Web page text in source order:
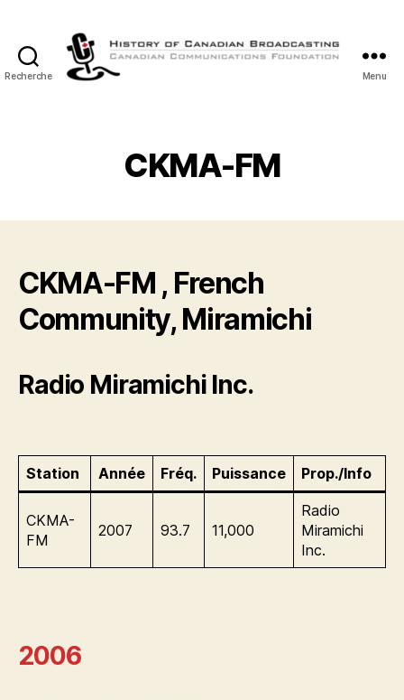
Recherche
Radiodiffusion
Canadienne
Menu
CKMA-FM
CKMA-FM , French
Community, Miramichi
Radio Miramichi Inc.
Station Année Fréq. Puissance Prop./Info
CKMA-
FM
2007 93.7 11,000
Radio
Miramichi
Inc.
2006